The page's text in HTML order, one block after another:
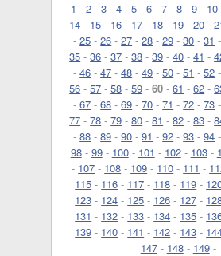
1 - 2- 3- 4- 5- 6- 7- 8- 9- 10
14 - 15 - 16 - 17 - 18 - 19 -20 -
-25 -26 -27 -28 -29 -30 -31
35 -36 -37 -38 -39 -40 -41 -
-46 -47 -48 -49 -50 -51 -52
56 -57 -58 -59 -60 -61 -62 -
-67 -68 -69 -70 -71 -72 -73
77 -78 -79 -80 -81 -82 -83 -
-88 -89 -90 -91 -92 -93 -94
98- 99- 100- 101 - 102- 103-
- 107 - 108 - 109 - 110 - 111 -
115 - 116 - 117 - 118 - 119 -
123 - 124 - 125 - 126 - 127 -
131 - 132 - 133 - 134 - 135 -
139 - 140 - 141 - 142 - 143 -
147- 148- 149-